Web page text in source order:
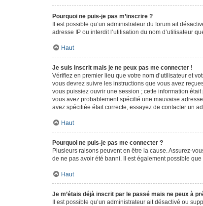
Pourquoi ne puis-je pas m’inscrire ?
Il est possible qu’un administrateur du forum ait
adresse IP ou interdit l’utilisation du nom d’utilisateur
Haut
Je suis inscrit mais je ne peux pas me connecter !
Vérifiez en premier lieu que votre nom d’utilisateur et
vous devrez suivre les instructions que vous avez
vous puissiez ouvrir une session ; cette information
vous avez probablement spécifié une mauvaise
avez spécifiée était correcte, essayez de contacter un
Haut
Pourquoi ne puis-je pas me connecter ?
Plusieurs raisons peuvent en être la cause. Assurez-
de ne pas avoir été banni. Il est également possible
Haut
Je m’étais déjà inscrit par le passé mais ne peux à
Il est possible qu’un administrateur ait désactivé ou